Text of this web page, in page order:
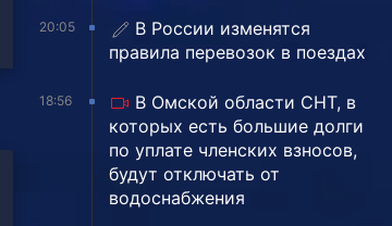
20:05
В России изменятся
правила перевозок в поездах
18:56
В Омской области СНТ, в
которых есть большие долги
по уплате членских взносов,
будут отключать от
водоснабжения